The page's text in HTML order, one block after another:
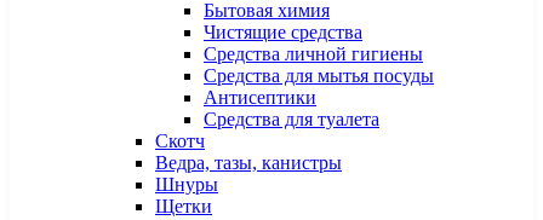
Бытовая химия
Чистящие средства
Средства личной гигиены
Средства для мытья посуды
Антисептики
Средства для туалета
Скотч
Ведра, тазы, канистры
Шнуры
Щетки